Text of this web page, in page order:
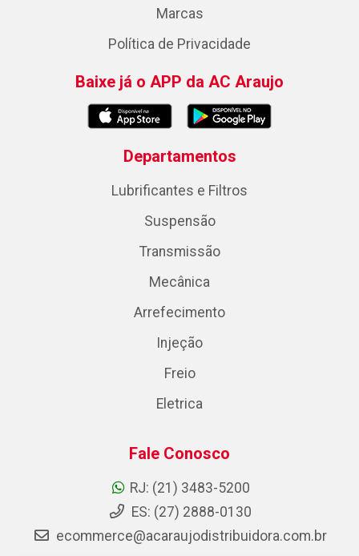
Marcas
Política de Privacidade
Baixe já o APP da AC Araujo
Departamentos
Lubrificantes e Filtros
Suspensão
Transmissão
Mecânica
Arrefecimento
Injeção
Freio
Eletrica
Fale Conosco
RJ: (21) 3483-5200
ES: (27) 2888-0130
ecommerce@acaraujodistribuidora.com.br